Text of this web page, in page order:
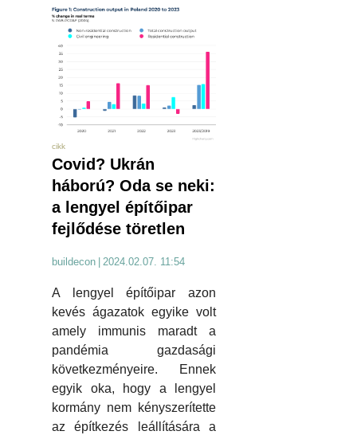
cikk
Covid? Ukrán
háború? Oda se neki:
a lengyel építőipar
fejlődése töretlen
buildecon 2024.02.07. 11:54
A lengyel építőipar azon
kevés ágazatok egyike volt
amely immunis maradt a
pandémia gazdasági
következményeire. Ennek
egyik oka, hogy a lengyel
kormány nem kényszerítette
az építkezés leállítására a